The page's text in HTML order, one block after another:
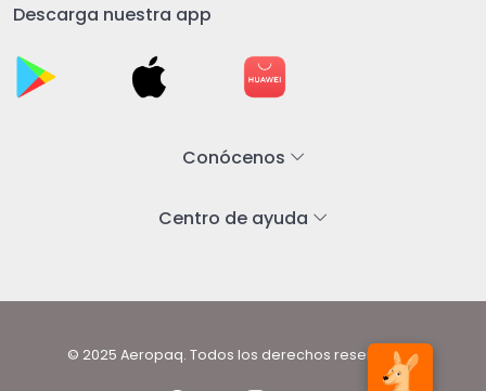
Descarga nuestra app
Conócenos
Centro de ayuda
© 2025 Aeropaq. Todos los derechos reservados.